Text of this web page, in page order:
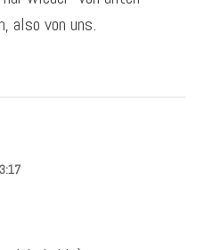
also von uns.